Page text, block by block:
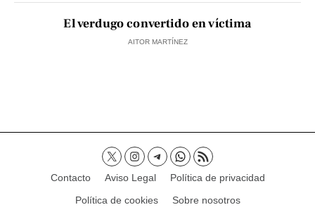
El verdugo convertido en víctima
AITOR MARTÍNEZ
Contacto Aviso Legal
Política de privacidad
Política de cookies
Sobre nosotros